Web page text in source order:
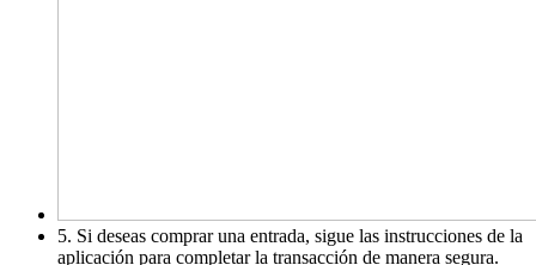
5. Si deseas comprar una entrada, sigue las instrucciones de la
aplicación para completar la transacción de manera segura.